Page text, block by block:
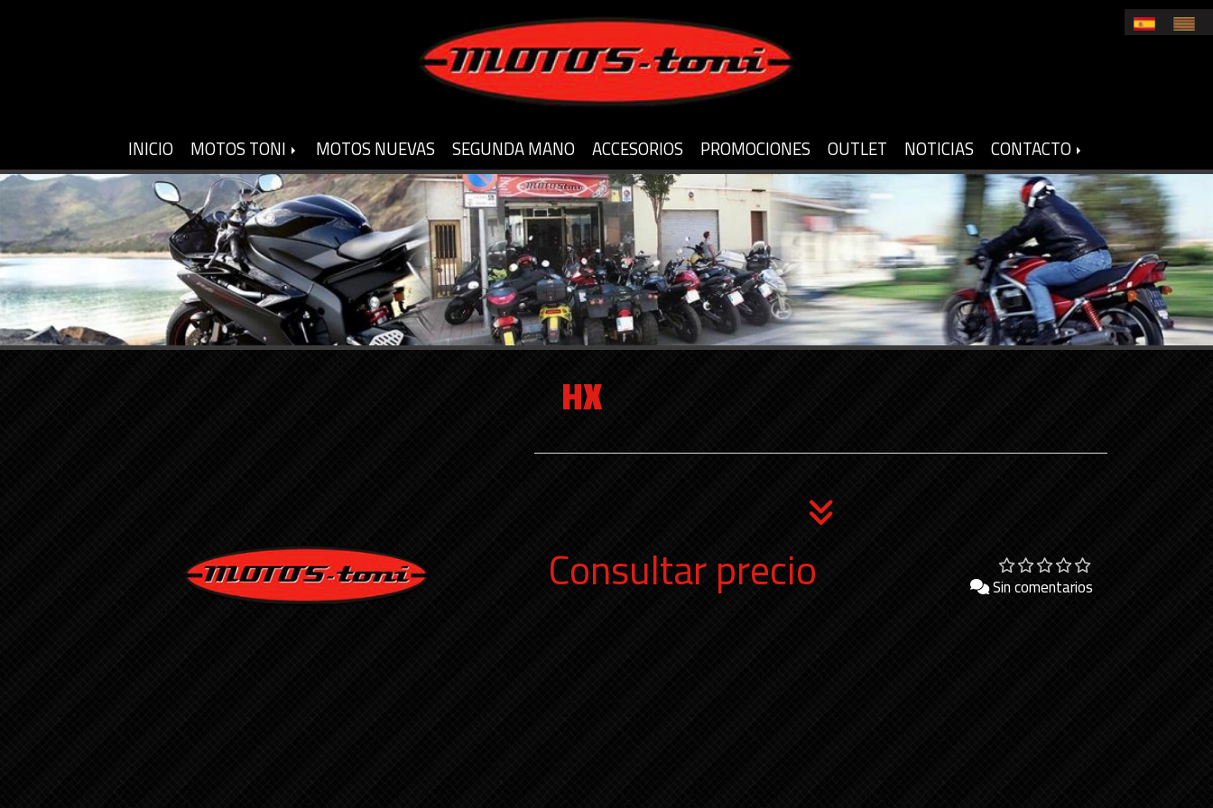
INICIO MOTOS TONI MOTOS NUEVAS SEGUNDA MANO ACCESORIOS PROMOCIONES OUTLET NOTICIAS CONTACTO
HX
Consultar precio Sin comentarios